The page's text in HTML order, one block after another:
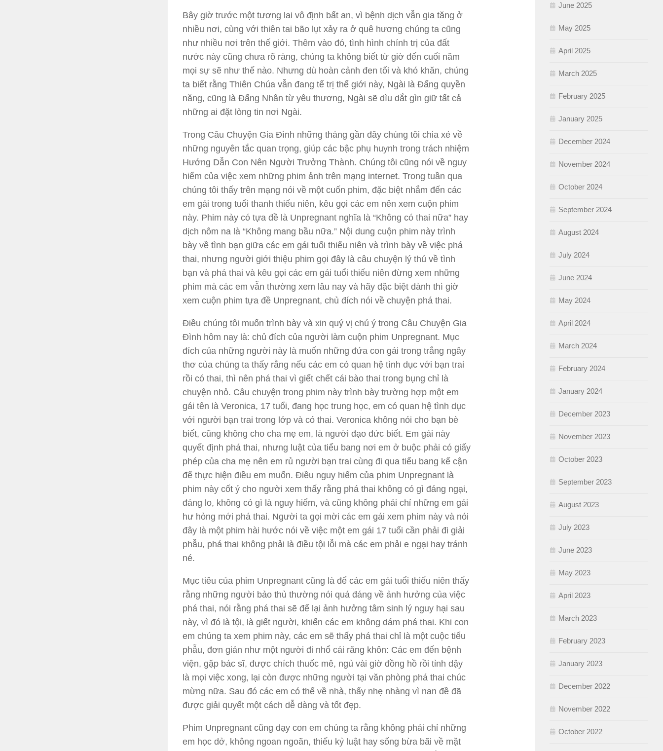
Bây giờ trước một tương lai vô định bất an, vì bệnh dịch vẫn gia tăng ở
nhiều nơi, cùng với thiên tai bão lụt xảy ra ở quê hương chúng ta cũng
như nhiều nơi trên thế giới. Thêm vào đó, tình hình chính trị của đất
nước này cũng chưa rõ ràng, chúng ta không biết từ giờ đến cuối năm
mọi sự sẽ như thế nào. Nhưng dù hoàn cảnh đen tối và khó khăn, chúng
ta biết rằng Thiên Chúa vẫn đang tể trị thế giới này, Ngài là Đấng quyền
năng, cũng là Đấng Nhân từ yêu thương, Ngài sẽ dìu dắt gìn giữ tất cả
những ai đặt lòng tin nơi Ngài.
Trong Câu Chuyện Gia Đình những tháng gần đây chúng tôi chia xẻ về
những nguyên tắc quan trọng, giúp các bậc phụ huynh trong trách nhiệm
Hướng Dẫn Con Nên Người Trưởng Thành. Chúng tôi cũng nói về nguy
hiểm của việc xem những phim ảnh trên mạng internet. Trong tuần qua
chúng tôi thấy trên mạng nói về một cuốn phim, đặc biệt nhắm đến các
em gái trong tuổi thanh thiếu niên, kêu gọi các em nên xem cuộn phim
này. Phim này có tựa đề là Unpregnant nghĩa là “Không có thai nữa” hay
dịch nôm na là “Không mang bầu nữa.” Nội dung cuộn phim này trình
bày về tình bạn giữa các em gái tuổi thiếu niên và trình bày về việc phá
thai, nhưng người giới thiệu phim gọi đây là câu chuyện lý thú về tình
bạn và phá thai và kêu gọi các em gái tuổi thiếu niên đừng xem những
phim mà các em vẫn thường xem lâu nay và hãy đặc biệt dành thì giờ
xem cuộn phim tựa đề Unpregnant, chủ đích nói về chuyện phá thai.
Điều chúng tôi muốn trình bày và xin quý vị chú ý trong Câu Chuyện Gia
Đình hôm nay là: chủ đích của người làm cuộn phim Unpregnant. Mục
đích của những người này là muốn những đứa con gái trong trắng ngây
thơ của chúng ta thấy rằng nếu các em có quan hệ tình dục với bạn trai
rồi có thai, thì nên phá thai vì giết chết cái bào thai trong bụng chỉ là
chuyện nhỏ. Câu chuyện trong phim này trình bày trường hợp một em
gái tên là Veronica, 17 tuổi, đang học trung học, em có quan hệ tình dục
với người bạn trai trong lớp và có thai. Veronica không nói cho bạn bè
biết, cũng không cho cha mẹ em, là người đạo đức biết. Em gái này
quyết định phá thai, nhưng luật của tiểu bang nơi em ở buộc phải có giấy
phép của cha mẹ nên em rủ người bạn trai cùng đi qua tiểu bang kế cận
để thực hiện điều em muốn. Điều nguy hiểm của phim Unpregnant là
phim này cốt ý cho người xem thấy rằng phá thai không có gì đáng ngại,
đáng lo, không có gì là nguy hiểm, và cũng không phải chỉ những em gái
hư hỏng mới phá thai. Người ta gọi mời các em gái xem phim này và nói
đây là một phim hài hước nói về việc một em gái 17 tuổi cần phải đi giải
phẫu, phá thai không phải là điều tội lỗi mà các em phải e ngại hay tránh
né.
Mục tiêu của phim Unpregnant cũng là để các em gái tuổi thiếu niên thấy
rằng những người bảo thủ thường nói quá đáng về ảnh hưởng của việc
phá thai, nói rằng phá thai sẽ để lại ảnh hưởng tâm sinh lý nguy hại sau
này, vì đó là tội, là giết người, khiến các em không dám phá thai. Khi con
em chúng ta xem phim này, các em sẽ thấy phá thai chỉ là một cuộc tiểu
phẫu, đơn giản như một người đi nhổ cái răng khôn: Các em đến bệnh
viện, gặp bác sĩ, được chích thuốc mê, ngủ vài giờ đồng hồ rồi tỉnh dậy
là mọi việc xong, lại còn được những người tại văn phòng phá thai chúc
mừng nữa. Sau đó các em có thể về nhà, thấy nhẹ nhàng vì nan đề đã
được giải quyết một cách dễ dàng và tốt đẹp.
Phim Unpregnant cũng dạy con em chúng ta rằng không phải chỉ những
em học dở, không ngoan ngoãn, thiếu kỷ luật hay sống bừa bãi về mặt
June 2025
May 2025
April 2025
March 2025
February 2025
January 2025
December 2024
November 2024
October 2024
September 2024
August 2024
July 2024
June 2024
May 2024
April 2024
March 2024
February 2024
January 2024
December 2023
November 2023
October 2023
September 2023
August 2023
July 2023
June 2023
May 2023
April 2023
March 2023
February 2023
January 2023
December 2022
November 2022
October 2022